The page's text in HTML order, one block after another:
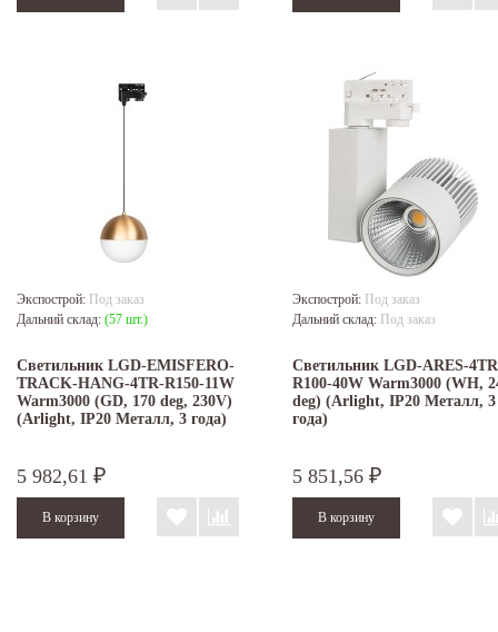
Экспострой: Под заказ
Дальний склад: (57 шт.)
Светильник LGD-EMISFERO-
TRACK-HANG-4TR-R150-11W
Warm3000 (GD, 170 deg, 230V)
(Arlight, IP20 Металл, 3 года)
5 982,61 ₽
Экспострой: Под заказ
Дальний склад: Под заказ
Светильник LGD-ARES-
R100-40W Warm3000 (WH,
deg) (Arlight, IP20 Металл, 3
года)
5 851,56 ₽